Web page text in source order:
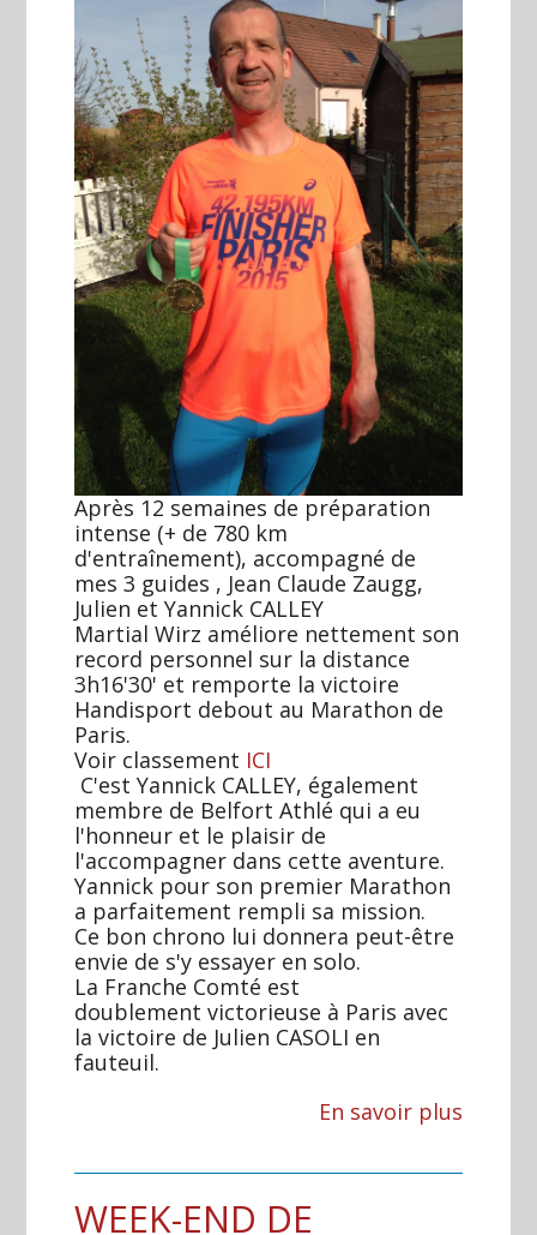
Après 12 semaines de préparation
intense (+ de 780 km
d'entraînement), accompagné de
mes 3 guides , Jean Claude Zaugg,
Julien et Yannick CALLEY
Martial Wirz améliore nettement son
record personnel sur la distance
3h16'30' et remporte la victoire
Handisport debout au Marathon de
Paris.
Voir classement ICI
C'est Yannick CALLEY, également
membre de Belfort Athlé qui a eu
l'honneur et le plaisir de
l'accompagner dans cette aventure.
Yannick pour son premier Marathon
a parfaitement rempli sa mission.
Ce bon chrono lui donnera peut-être
envie de s'y essayer en solo.
La Franche Comté est
doublement victorieuse à Paris avec
la victoire de Julien CASOLI en
fauteuil.
En savoir plus
WEEK-END DE